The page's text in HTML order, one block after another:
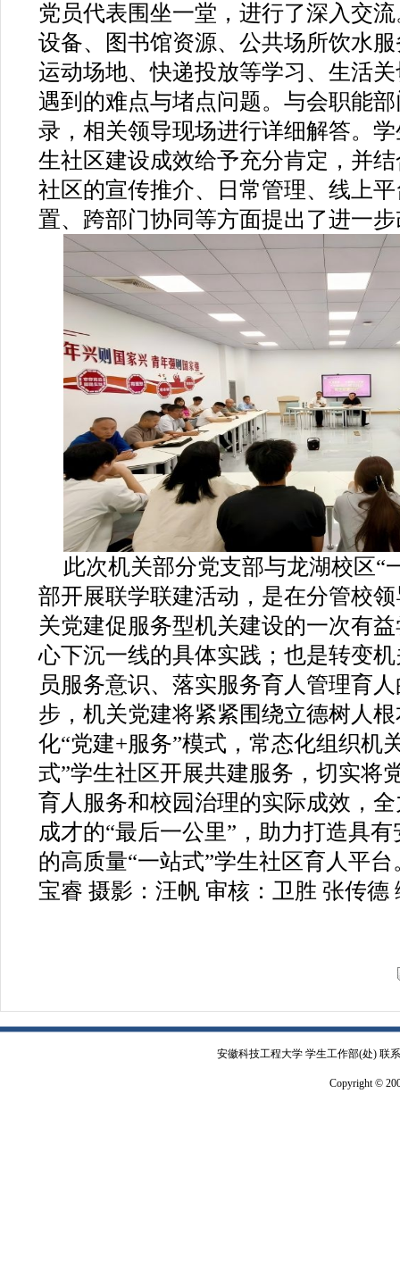
党员代表围坐一堂，进行了深入交
设备、图书馆资源、公共场所饮水
运动场地、快递投放等学习、生活
遇到的难点与堵点问题。与会职能
录，相关领导现场进行详细解答。
生社区建设成效给予充分肯定，并
社区的宣传推介、日常管理、线上
置、跨部门协同等方面提出了进一
此次机关部分党支部与龙湖校区“
部开展联学联建活动，是在分管校
关党建促服务型机关建设的一次有
心下沉一线的具体实践；也是转变
员服务意识、落实服务育人管理育
步，机关党建将紧紧围绕立德树人
化“党建+服务”模式，常态化组织机
式”学生社区开展共建服务，切实将
育人服务和校园治理的实际成效，
成才的“最后一公里”，助力打造具
的高质量“一站式”学生社区育人平
宝睿 摄影：汪帆 审核：卫胜 张传德
安徽科技工程大学 学生工作部(处) 联
Copyright ©